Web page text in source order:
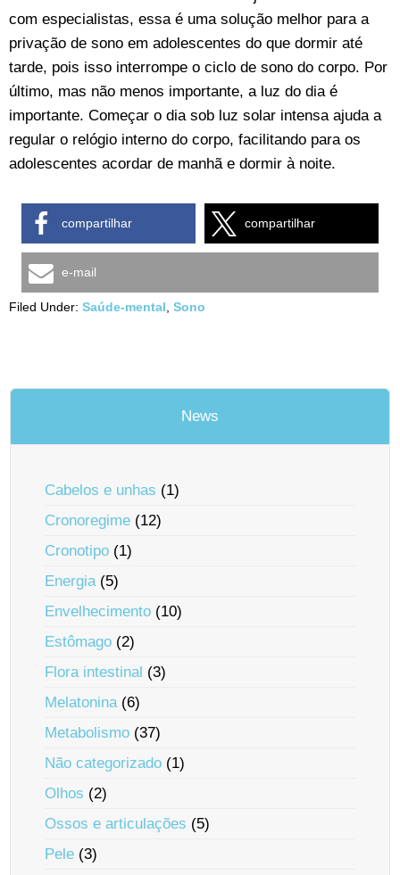
com especialistas, essa é uma solução melhor para a
privação de sono em adolescentes do que dormir até
tarde, pois isso interrompe o ciclo de sono do corpo. Por
último, mas não menos importante, a luz do dia é
importante. Começar o dia sob luz solar intensa ajuda a
regular o relógio interno do corpo, facilitando para os
adolescentes acordar de manhã e dormir à noite.
compartilhar compartilhar
e-mail
Filed Under: Saúde-mental Sono
News
Cabelos e unhas (1)
Cronoregime (12)
Cronotipo (1)
Energia(5)
Envelhecimento (10)
Estômago (2)
Flora intestinal (3)
Melatonina(6)
Metabolismo (37)
Não categorizado (1)
Olhos (2)
Ossos e articulações (5)
Pele (3)